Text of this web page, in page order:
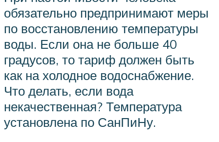
обязательно предпринимают меры
по восстановлению температуры
воды. Если она не больше 40
градусов, то тариф должен быть
как на холодное водоснабжение.
Что делать, если вода
некачественная? Температура
установлена по СанПиНу.